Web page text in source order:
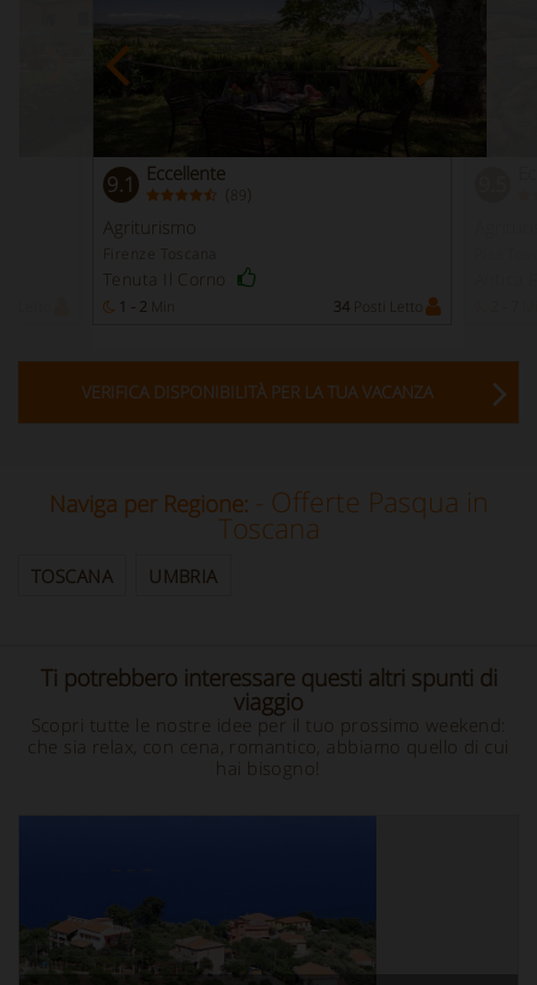
9.1 Eccellente
( 89)
Agriturismo
Firenze Toscana
Tenuta Il Corno
1 - 2 Min 34 Posti Letto
VERIFICA DISPONIBILITÀ PER LA TUA VACANZA
Naviga per Regione: - Offerte Pasqua in
Toscana
TOSCANA UMBRIA
Ti potrebbero interessare questi altri spunti di
viaggio
Scopri tutte le nostre idee per il tuo prossimo weekend:
che sia relax, con cena, romantico, abbiamo quello di cui
hai bisogno!